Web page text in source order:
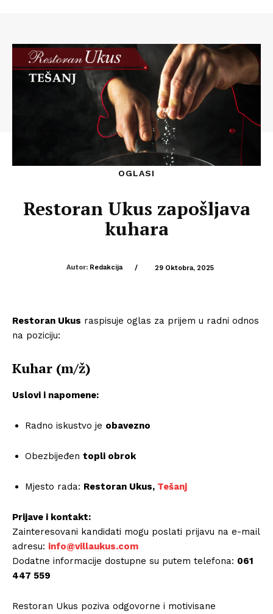
OGLASI
Restoran Ukus zapošljava
kuhara
Autor: Redakcija / 29 Oktobra, 2025
Restoran Ukus raspisuje oglas za prijem u radni odnos
na poziciju:
Kuhar (m/ž)
Uslovi i napomene:
Radno iskustvo je obavezno
Obezbijeđen topli obrok
Mjesto rada: Restoran Ukus, Tešanj
Prijave i kontakt:
Zainteresovani kandidati mogu poslati prijavu na e-mail
adresu: info@villaukus.com
Dodatne informacije dostupne su putem telefona: 061
447 559
Restoran Ukus poziva odgovorne i motivisane